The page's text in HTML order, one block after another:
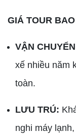
GIÁ TOUR
VẬN
xế nhiều năm
toàn.
LƯU TRÚ:
nghi máy